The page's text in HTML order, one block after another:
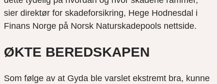
sier direktør for skadeforsikring, Hege Hodnesdal i
Finans Norge på Norsk Naturskadepools nettside.
ØKTE BEREDSKAPEN
Som følge av at Gyda ble varslet ekstremt bra, kunne